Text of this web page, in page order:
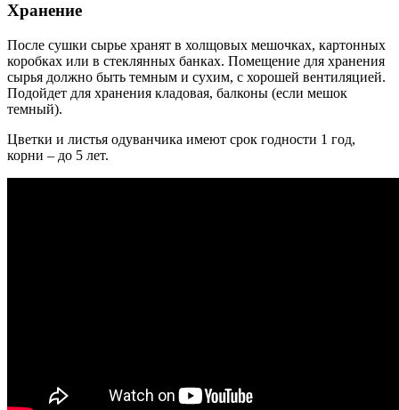
Хранение
После сушки сырье хранят в холщовых мешочках, картонных
коробках или в стеклянных банках. Помещение для хранения
сырья должно быть темным и сухим, с хорошей вентиляцией.
Подойдет для хранения кладовая, балконы (если мешок
темный).
Цветки и листья одуванчика имеют срок годности 1 год,
корни – до 5 лет.